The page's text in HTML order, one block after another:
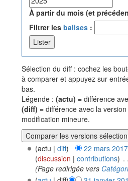
À partir du mois (et
Filtrer les balises :
Sélection du diff : cochez les
à comparer et appuyez sur
bas.
Légende : (actu) = différence
(diff) = différence avec la
modification mineure.
(actu | diff) 22 mars
(discussion | contributions) . .
(Page redirigée vers